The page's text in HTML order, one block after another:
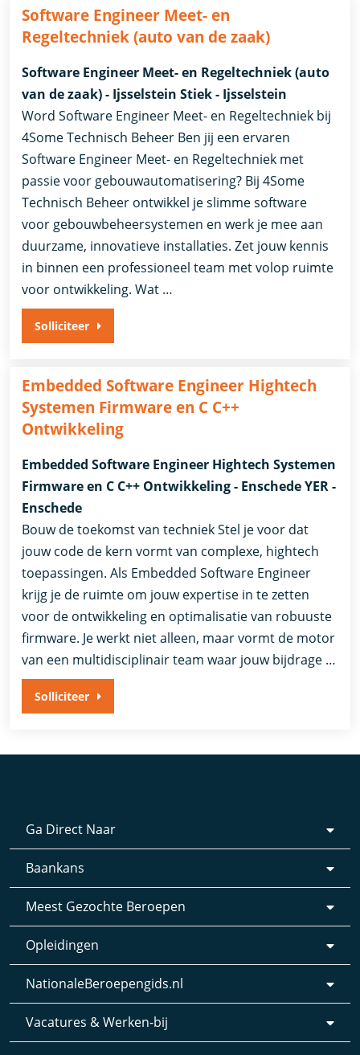
Software Engineer Meet- en
Regeltechniek (auto van de zaak)
Software Engineer Meet- en Regeltechniek (auto
van de zaak) - Ijsselstein Stiek - Ijsselstein
Word Software Engineer Meet- en Regeltechniek bij
4Some Technisch Beheer Ben jij een ervaren
Software Engineer Meet- en Regeltechniek met
passie voor gebouwautomatisering? Bij 4Some
Technisch Beheer ontwikkel je slimme software
voor gebouwbeheersystemen en werk je mee aan
duurzame, innovatieve installaties. Zet jouw kennis
in binnen een professioneel team met volop ruimte
voor ontwikkeling. Wat …
Solliciteer
Embedded Software Engineer Hightech
Systemen Firmware en C C++
Ontwikkeling
Embedded Software Engineer Hightech Systemen
Firmware en C C++ Ontwikkeling - Enschede YER -
Enschede
Bouw de toekomst van techniek Stel je voor dat
jouw code de kern vormt van complexe, hightech
toepassingen. Als Embedded Software Engineer
krijg je de ruimte om jouw expertise in te zetten
voor de ontwikkeling en optimalisatie van robuuste
firmware. Je werkt niet alleen, maar vormt de motor
van een multidisciplinair team waar jouw bijdrage …
Solliciteer
Ga Direct Naar
Baankans
Meest Gezochte Beroepen
Opleidingen
NationaleBeroepengids.nl
Vacatures & Werken-bij